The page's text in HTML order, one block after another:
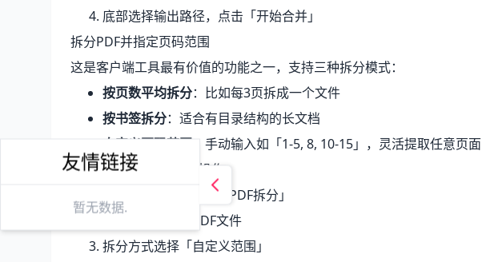
底部选择输出路径，点击「开始合并」
拆分PDF并指定页码范围
这是客户端工具最有价值的功能之一，支持三种拆分模式：
按页数平均拆分：比如每3页拆成一个文件
按书签拆分：适合有目录结构的长文档
自定义页码范围 ：手动输入如「1-5, 8, 10-15」，灵活提取任意页面
自定义页码范围的具体操作
在PDF工具集中选择「PDF拆分」
添加需要拆分的PDF文件
拆分方式选择「自定义范围」
友情链接
暂无数据.